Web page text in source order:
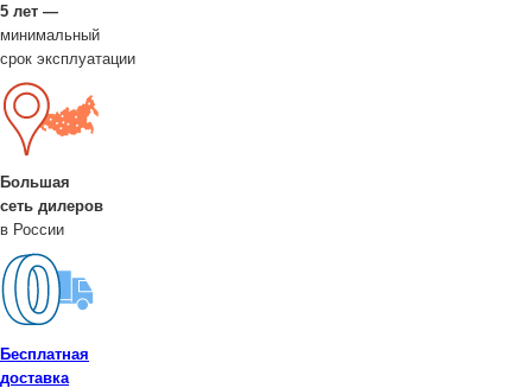
5 лет —
минимальный
срок эксплуатации
Большая
сеть дилеров
в России
Бесплатная
доставка